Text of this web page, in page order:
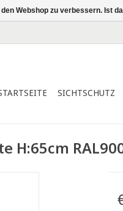
SICHTSCHUTZ
H:65cm
Webshop zu verbessern. Ist